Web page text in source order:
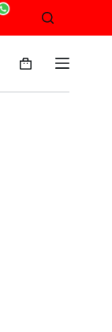
Carrello